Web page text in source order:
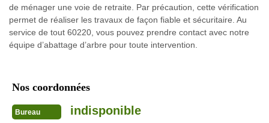
de ménager une voie de retraite. Par précaution, cette vérification
permet de réaliser les travaux de façon fiable et sécuritaire. Au
service de tout 60220, vous pouvez prendre contact avec notre
équipe d’abattage d’arbre pour toute intervention.
Nos coordonnées
Bureau indisponible